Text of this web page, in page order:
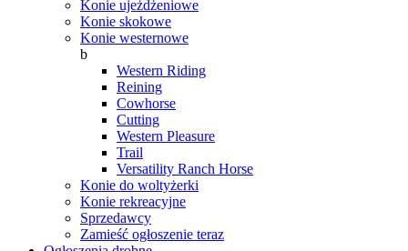
Konie ujeżdżeniowe
Konie skokowe
Konie westernowe
b
Western Riding
Reining
Cowhorse
Cutting
Western Pleasure
Trail
Versatility Ranch Horse
Konie do woltyżerki
Konie rekreacyjne
Sprzedawcy
Zamieść ogłoszenie teraz